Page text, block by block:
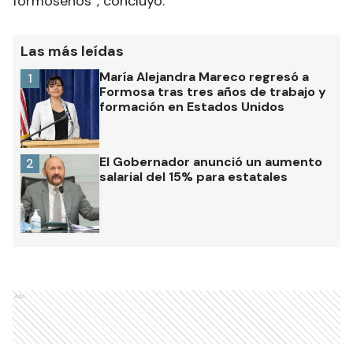
Las más leídas
María Alejandra Mareco regresó a
Formosa tras tres años de trabajo y
formación en Estados Unidos
1
El Gobernador anunció un aumento
salarial del 15% para estatales
2
Ads